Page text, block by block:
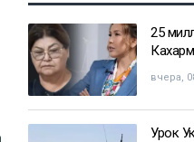
25
вчера,
Урок